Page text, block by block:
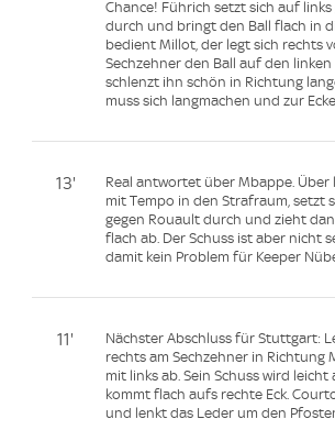
Chance! Führich setzt sich auf links
durch und bringt den Ball flach in
bedient Millot, der legt sich rechts
Sechzehner den Ball auf den
schlenzt ihn schön in Richtung
muss sich langmachen und zur
13'
Real antwortet über Mbappe. Über
mit Tempo in den Strafraum, setzt
gegen Rouault durch und zieht
flach ab. Der Schuss ist aber nicht
damit kein Problem für Keeper
11'
Nächster Abschluss für Stuttgart:
rechts am Sechzehner in Richtung
mit links ab. Sein Schuss wird
kommt flach aufs rechte Eck.
und lenkt das Leder um den